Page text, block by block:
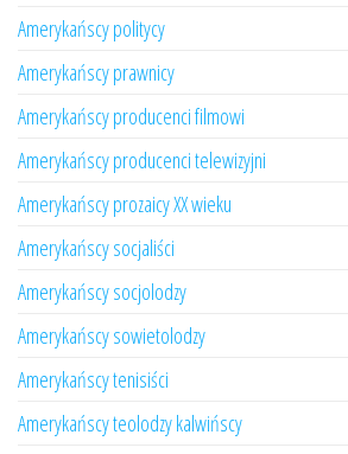
Amerykańscy politycy
Amerykańscy prawnicy
Amerykańscy producenci filmowi
Amerykańscy producenci telewizyjni
Amerykańscy prozaicy XX wieku
Amerykańscy socjaliści
Amerykańscy socjolodzy
Amerykańscy sowietolodzy
Amerykańscy tenisiści
Amerykańscy teolodzy kalwińscy